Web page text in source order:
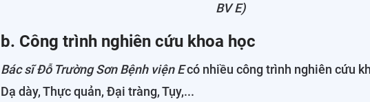
BV E)
b. Công trình nghiên cứu khoa học
Bác sĩ Đỗ Trường Sơn Bệnh viện Ecó nhiều công trình nghiên cứu
Dạ dày, Thực quản, Đại tràng, Tụy,...